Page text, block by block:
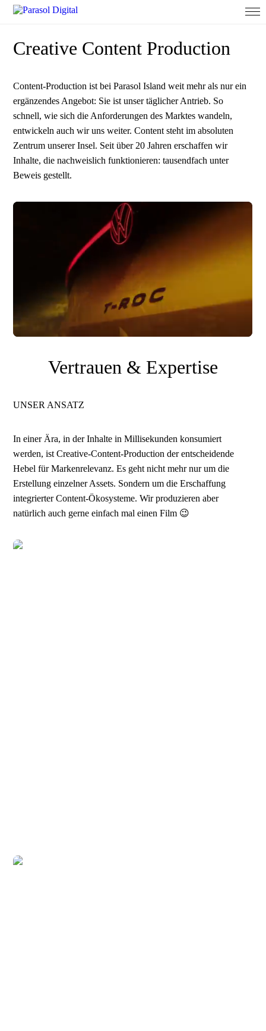
Creative Content Production
Content-Production ist bei Parasol Island weit mehr als nur ein
ergänzendes Angebot: Sie ist unser täglicher Antrieb. So
schnell, wie sich die Anforderungen des Marktes wandeln,
entwickeln auch wir uns weiter. Content steht im absoluten
Zentrum unserer Insel. Seit über 20 Jahren erschaffen wir
Inhalte, die nachweislich funktionieren: tausendfach unter
Beweis gestellt.
Vertrauen & Expertise
UNSER ANSATZ
In einer Ära, in der Inhalte in Millisekunden konsumiert
werden, ist Creative-Content-Production der entscheidende
Hebel für Markenrelevanz. Es geht nicht mehr nur um die
Erstellung einzelner Assets. Sondern um die Erschaffung
integrierter Content-Ökosysteme. Wir produzieren aber
natürlich auch gerne einfach mal einen Film 😉